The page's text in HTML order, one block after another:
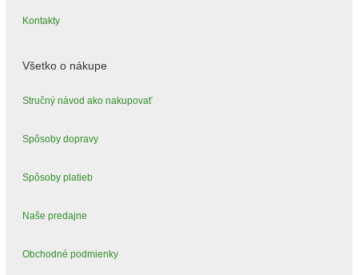
Kontakty
Všetko o nákupe
Stručný návod ako nakupovať
Spôsoby dopravy
Spôsoby platieb
Naše predajne
Obchodné podmienky